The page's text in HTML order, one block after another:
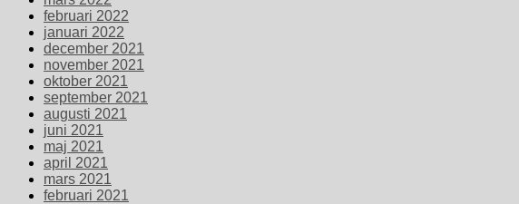
februari 2022
januari 2022
december 2021
november 2021
oktober 2021
september 2021
augusti 2021
juni 2021
maj 2021
april 2021
mars 2021
februari 2021